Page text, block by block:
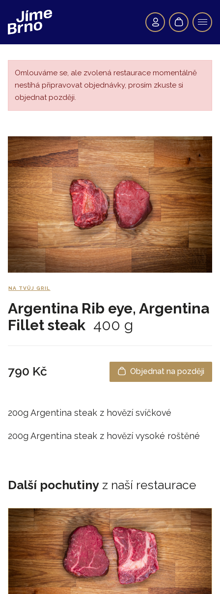
Omlouváme se, ale zvolená restaurace momentálně
nestíhá připravovat objednávky, prosím zkuste si
objednat později.
NA TVŮJ GRIL
Argentina Rib eye, Argentina
Fillet steak 400 g
790 Kč Objednat na později
200g Argentina steak z hovězí svíčkové
200g Argentina steak z hovězí vysoké roštěné
Další pochutiny z naší restaurace